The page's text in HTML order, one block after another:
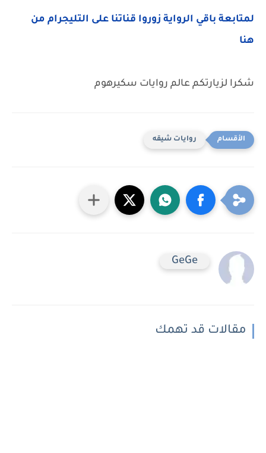
لمتابعة باقي الرواية زوروا قناتنا على التليجرام من
هنا
شكرا لزيارتكم عالم روايات سكيرهوم
روايات شيقه
GeGe
مقالات قد تهمك